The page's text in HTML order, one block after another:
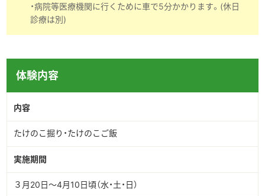
・病院等医療機関に行くために車で5分かかります。(休日
診療は別)
体験内容
内容
たけのこ掘り・たけのこご飯
実施期間
３月20日～4月10日頃（水・土・日）